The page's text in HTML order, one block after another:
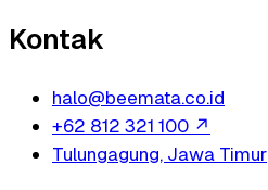
Kontak
halo@beemata.co.id
+62 812 321 100 ↗
Tulungagung, Jawa Timur